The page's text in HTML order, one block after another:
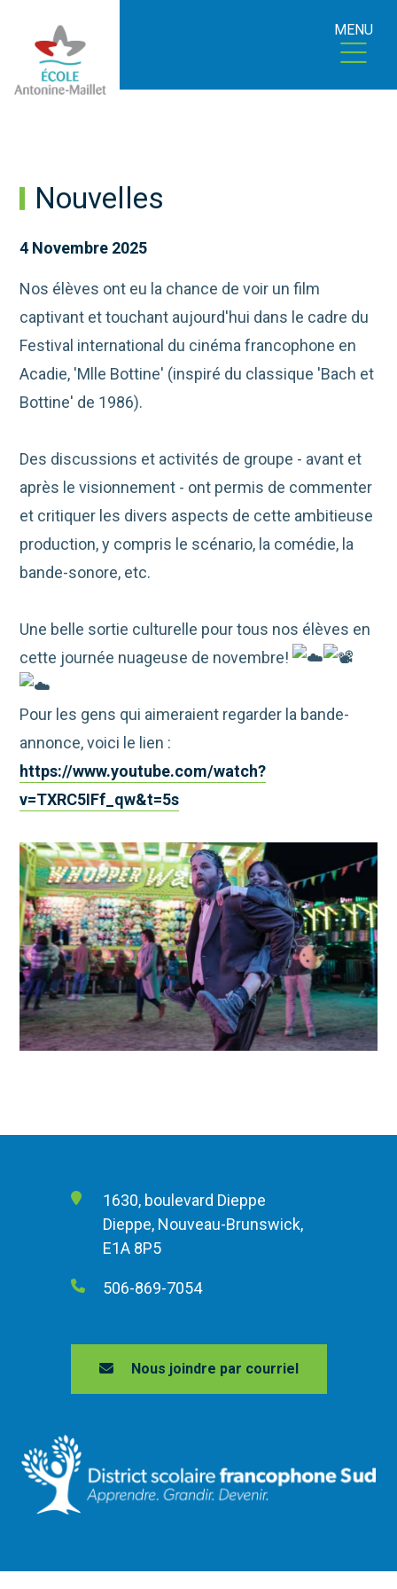
MENU
Nouvelles
4 Novembre 2025
Nos élèves ont eu la chance de voir un film
captivant et touchant aujourd'hui dans le cadre du
Festival international du cinéma francophone en
Acadie, 'Mlle Bottine' (inspiré du classique 'Bach et
Bottine' de 1986).
Des discussions et activités de groupe - avant et
après le visionnement - ont permis de commenter
et critiquer les divers aspects de cette ambitieuse
production, y compris le scénario, la comédie, la
bande-sonore, etc.
Une belle sortie culturelle pour tous nos élèves en
cette journée nuageuse de novembre!
Pour les gens qui aimeraient regarder la bande-
annonce, voici le lien :
https://www.youtube.com/watch?
v=TXRC5IFf_qw&t=5s
1630, boulevard Dieppe
Dieppe, Nouveau-Brunswick,
E1A 8P5
506-869-7054
Nous joindre par courriel